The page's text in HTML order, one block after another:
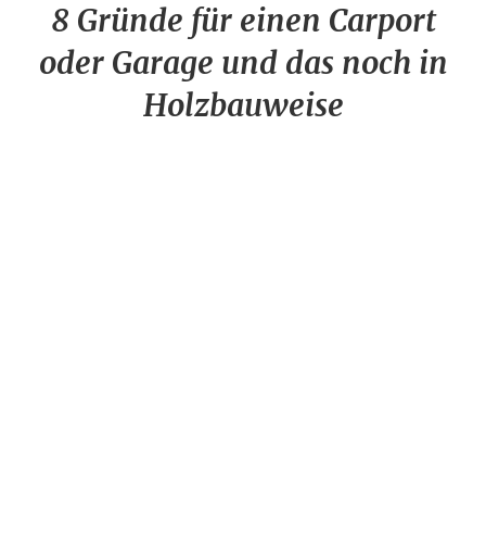
8 Gründe für einen Carport
oder Garage und das noch in
Holzbauweise